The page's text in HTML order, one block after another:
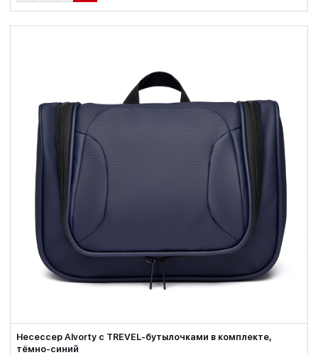
Несессер Alvorty с TREVEL-бутылочками в комплекте,
тёмно-синий